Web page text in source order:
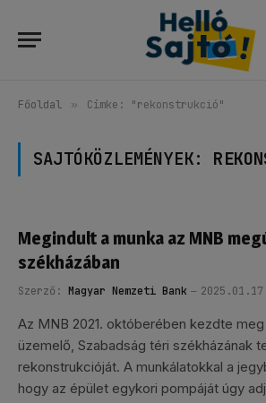
Főoldal » Címke: "rekonstrukció"
SAJTÓKÖZLEMÉNYEK:
Megindult a munka az MNB
székházában
Szerző: Magyar Nemzeti Bank
Az MNB 2021. októberében kezdte meg
üzemelő, Szabadság téri székházának
rekonstrukcióját. A munkálatokkal a
hogy az épület egykori pompáját úgy